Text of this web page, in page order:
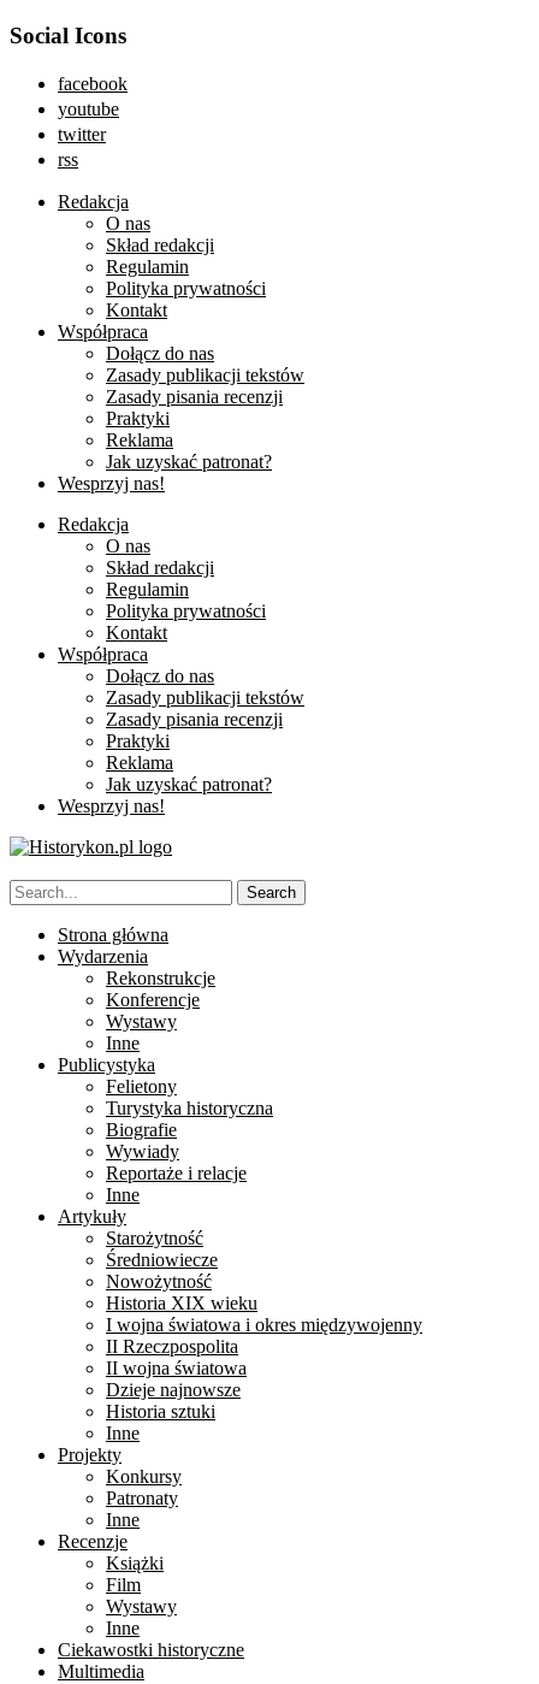
Social Icons
facebook
youtube
twitter
rss
Redakcja
O nas
Skład redakcji
Regulamin
Polityka prywatności
Kontakt
Współpraca
Dołącz do nas
Zasady publikacji tekstów
Zasady pisania recenzji
Praktyki
Reklama
Jak uzyskać patronat?
Wesprzyj nas!
Redakcja
O nas
Skład redakcji
Regulamin
Polityka prywatności
Kontakt
Współpraca
Dołącz do nas
Zasady publikacji tekstów
Zasady pisania recenzji
Praktyki
Reklama
Jak uzyskać patronat?
Wesprzyj nas!
Strona główna
Wydarzenia
Rekonstrukcje
Konferencje
Wystawy
Inne
Publicystyka
Felietony
Turystyka historyczna
Biografie
Wywiady
Reportaże i relacje
Inne
Artykuły
Starożytność
Średniowiecze
Nowożytność
Historia XIX wieku
I wojna światowa i okres międzywojenny
II Rzeczpospolita
II wojna światowa
Dzieje najnowsze
Historia sztuki
Inne
Projekty
Konkursy
Patronaty
Inne
Recenzje
Książki
Film
Wystawy
Inne
Ciekawostki historyczne
Multimedia